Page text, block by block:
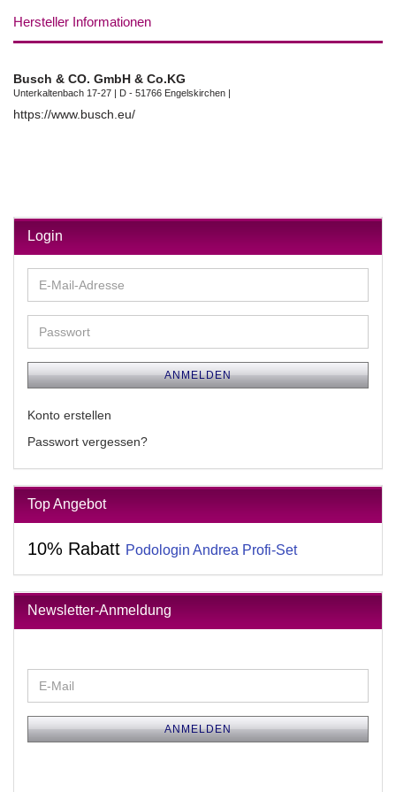
Hersteller Informationen
Busch & CO. GmbH & Co.KG
Unterkaltenbach 17-27 | D - 51766 Engelskirchen |
https://www.busch.eu/
Login
E-
Mail-
Adresse
Passwort
ANMELDEN
Konto erstellen
Passwort vergessen?
Top Angebot
10% Rabatt Podologin Andrea Profi-Set
Newsletter-Anmeldung
ZUR
ANMELDUNG
E-
Mail
ANMELDEN